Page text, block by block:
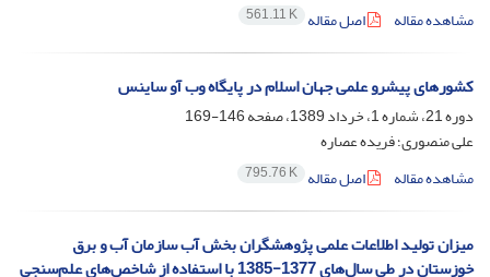
مشاهده مقاله
اصل مقاله 561.11 K
کشورهای پیشرو علمی جهان اسلام در پایگاه وب آو ساینس
دوره 21، شماره 1، خرداد 1389، صفحه
146-169
علی منصوری؛ فریده عصاره
مشاهده مقاله
اصل مقاله 795.76 K
میزان تولید اطلاعات علمی پژوهشگران بخش آب سازمان آب و برق
خوزستان در طی سال‌های 1377-1385 با استفاده از شاخص‌های علم‌سنجی